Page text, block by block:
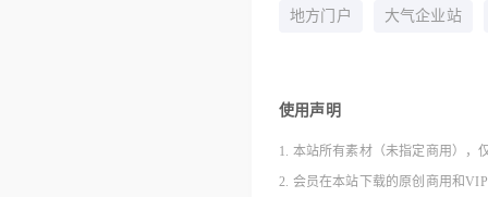
地方门户 大气企业站
使用声明
1. 本站所有素材（未指定商用），
2. 会员在本站下载的原创商用和